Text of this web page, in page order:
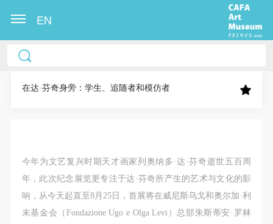
EN
​在达·芬奇身旁：学生、追随者和模仿者
今年为文艺复兴时期天才画家列奥纳多·达·芬奇逝世五百周
年，此次纪念展览更专注于达·芬奇所产生的艺术与文化的影
响，从今天起直至8月25日，首展将在威尼斯乌戈和奥尔加·利
未基金会（Fondazione Ugo e Olga Levi）总部朱斯蒂安·罗林
中央美术学院美术馆出版授权协议书
称“CAFAM”），愿意将本人参与中央美术学院美术馆
作发表、出版。中央美术学院可以以电子、网络及其
它数字媒体形式公开出版，并同意编入《中国知识资
源总库》《中央美术学院资料库》《中央美术学院美
术馆资料库》等相关资料、文献、档案机构和平台，
中央美术学院美术馆出版授权协议书
称“CAFAM”），愿意将本人参与中央美术学院美术馆
作发表、出版。中央美术学院可以以电子、网络及其
它数字媒体形式公开出版，并同意编入《中国知识资
源总库》《中央美术学院资料库》《中央美术学院美
术馆资料库》等相关资料、文献、档案机构和平台，
中央美术学院美术馆出版授权协议书
称“CAFAM”），愿意将本人参与中央美术学院美术馆
作发表、出版。中央美术学院可以以电子、网络及其
它数字媒体形式公开出版，并同意编入《中国知识资
源总库》《中央美术学院资料库》《中央美术学院美
术馆资料库》等相关资料、文献、档案机构和平台，